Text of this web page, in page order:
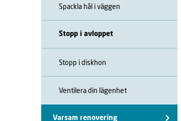
Spackla hål i väggen
Stopp i avloppet
Stopp i diskhon
Ventilera din lägenhet
Varsam renovering